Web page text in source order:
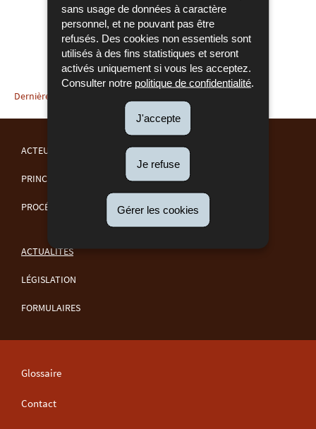
sans usage de données à caractère
personnel, et ne pouvant pas être
refusés. Des cookies non essentiels sont
utilisés à des fins statistiques et seront
activés uniquement si vous les acceptez.
Consulter notre politique de confidentialité
J'accepte
Je refuse
Gérer les cookies
Dernière mise à jour
MENU
DE
NAVIGATION
ACTEURS
PRINCIPES GÉNÉRAUX
PROCÉDURES
ACTUALITÉS
LÉGISLATION
FORMULAIRES
Glossaire
Contact